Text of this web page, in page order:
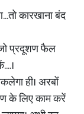
कारखाना बंद
जो प्रदूशण फैल
ही। अरबों
के लिए काम करें